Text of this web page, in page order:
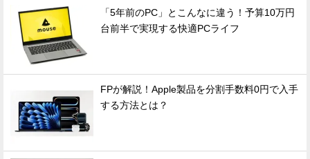
「5年前のPC」とこんなに違う！予算10万円
台前半で実現する快適PCライフ
FPが解説！Apple製品を分割手数料0円で入手
する方法とは？